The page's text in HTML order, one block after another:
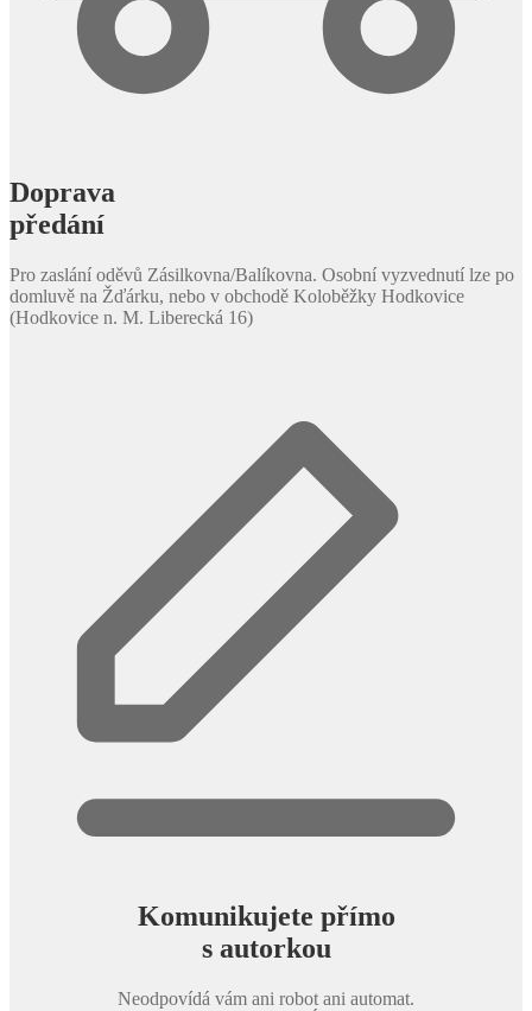
Doprava
předání
Pro zaslání oděvů Zásilkovna/Balíkovna. Osobní vyzvednutí lze po
domluvě na Žďárku, nebo v obchodě Koloběžky Hodkovice
(Hodkovice n. M. Liberecká 16)
Komunikujete přímo
s autorkou
Neodpovídá vám ani robot ani automat.